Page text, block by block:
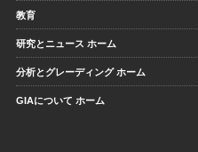
教育
研究とニュース ホーム
分析とグレーディング ホーム
GIAについて ホーム